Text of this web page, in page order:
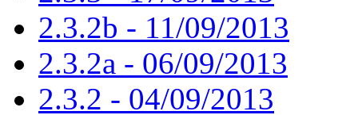
2.3.2b - 11/09/2013
2.3.2a - 06/09/2013
2.3.2 - 04/09/2013